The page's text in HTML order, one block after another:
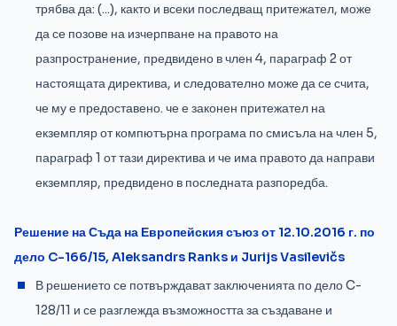
трябва да: (...), както и всеки последващ притежател, може
да се позове на изчерпване на правото на
разпространение, предвидено в член 4, параграф 2 от
настоящата директива, и следователно може да се счита,
че му е предоставено. че е законен притежател на
екземпляр от компютърна програма по смисъла на член 5,
параграф 1 от тази директива и че има правото да направи
екземпляр, предвидено в последната разпоредба.
Решение на Съда на Европейския съюз от 12.10.2016 г. по
дело C-166/15, Aleksandrs Ranks и Jurijs Vasilevičs
В решението се потвърждават заключенията по дело C-
128/11 и се разглежда възможността за създаване и